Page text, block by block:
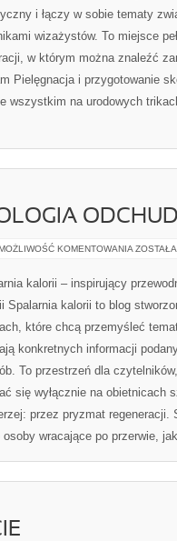
i łączy w sobie tematy
wizażystów. To miejsce
w którym można znaleźć
Pielęgnacja i przygotowanie
wszystkim na urodowych
KOMENTOWANIA
kalorii – inspirujący
Spalarnia kalorii to blog
które chcą przemyśleć
konkretnych informacji
To przestrzeń dla
się wyłącznie na obietnicach
przez pryzmat regeneracji.
wracające po przerwie,